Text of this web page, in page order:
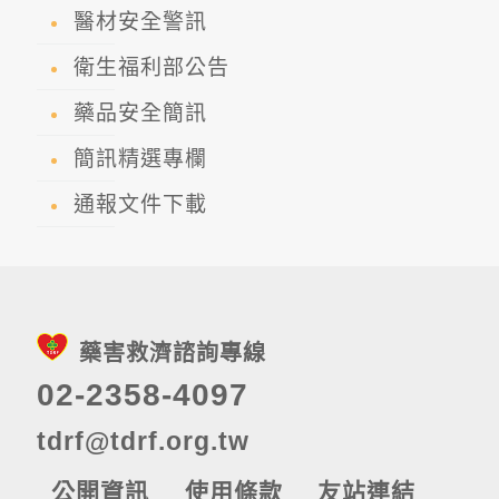
醫材安全警訊
衛生福利部公告
藥品安全簡訊
簡訊精選專欄
通報文件下載
藥害救濟諮詢專線
02-2358-4097
tdrf@tdrf.org.tw
公開資訊 使用條款 友站連結